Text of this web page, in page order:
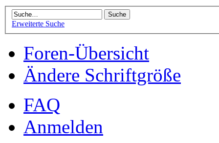
Erweiterte Suche
Foren-Übersicht
Ändere Schriftgröße
FAQ
Anmelden